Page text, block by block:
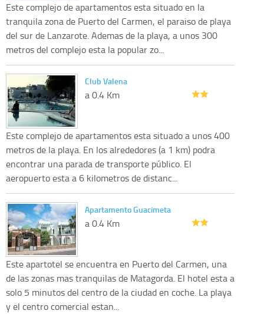
Este complejo de apartamentos esta situado en la
tranquila zona de Puerto del Carmen, el paraiso de playa
del sur de Lanzarote. Ademas de la playa, a unos 300
metros del complejo esta la popular zo...
Club Valena
a 0.4 Km
Este complejo de apartamentos esta situado a unos 400
metros de la playa. En los alrededores (a 1 km) podra
encontrar una parada de transporte público. El
aeropuerto esta a 6 kilometros de distanc...
Apartamento Guacimeta
a 0.4 Km
Este apartotel se encuentra en Puerto del Carmen, una
de las zonas mas tranquilas de Matagorda. El hotel esta a
solo 5 minutos del centro de la ciudad en coche. La playa
y el centro comercial estan...